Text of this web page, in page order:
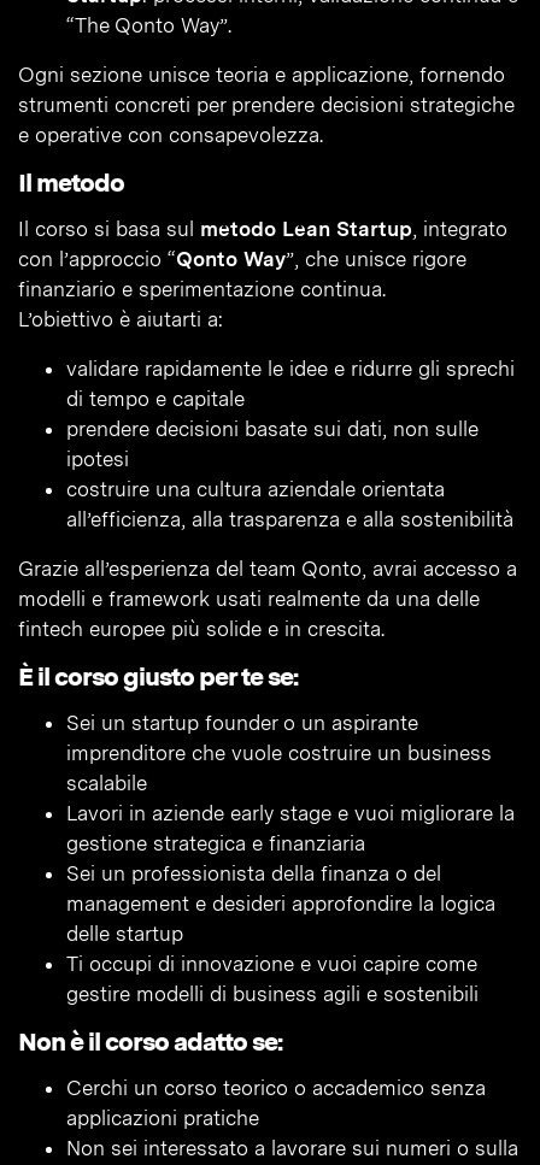
“The Qonto Way”.
Ogni sezione unisce teoria e applicazione, fornendo
strumenti concreti per prendere decisioni strategiche
e operative con consapevolezza.
Il metodo
Il corso si basa sul metodo Lean Startup, integrato
con l’approccio “Qonto Way”, che unisce rigore
finanziario e sperimentazione continua.
L’obiettivo è aiutarti a:
validare rapidamente le idee e ridurre gli sprechi
di tempo e capitale
prendere decisioni basate sui dati, non sulle
ipotesi
costruire una cultura aziendale orientata
all’efficienza, alla trasparenza e alla sostenibilità
Grazie all’esperienza del team Qonto, avrai accesso a
modelli e framework usati realmente da una delle
fintech europee più solide e in crescita.
È il corso giusto per te se:
Sei un startup founder o un aspirante
imprenditore che vuole costruire un business
scalabile
Lavori in aziende early stage e vuoi migliorare la
gestione strategica e finanziaria
Sei un professionista della finanza o del
management e desideri approfondire la logica
delle startup
Ti occupi di innovazione e vuoi capire come
gestire modelli di business agili e sostenibili
Non è il corso adatto se:
Cerchi un corso teorico o accademico senza
applicazioni pratiche
Non sei interessato a lavorare sui numeri o sulla